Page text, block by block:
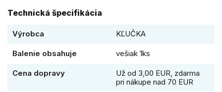
Technická špecifikácia
Výrobca KĽUČKA
Balenie obsahuje vešiak 1ks
Cena dopravy
Už od 3,00 EUR, zdarma
pri nákupe nad 70 EUR